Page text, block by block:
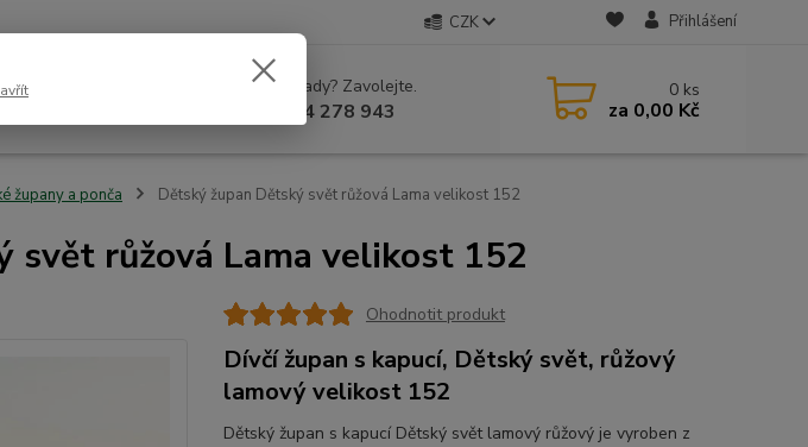
CZK Přihlášení
Hledat Nevíte si rady? Zavolejte.
+420 604 278 943
0 ks
za 0,00 Kč
župany a ponča Dětský župan Dětský svět růžová Lama velikost 152
svět růžová Lama velikost 152
Ohodnotit produkt
Dívčí župan s kapucí, Dětský svět, růžový
lamový velikost 152
Dětský župan s kapucí Dětský svět lamový růžový je vyroben z